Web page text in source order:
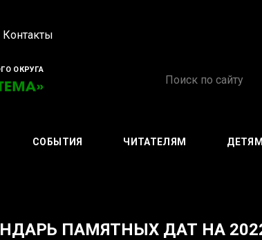
ОКРУГА
Контакты
СОБЫТИЯ ЧИТАТЕЛЯМ ДЕТЯМ
ПАМЯТНЫХ ДАТ НА